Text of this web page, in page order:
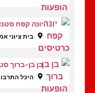
יונה קפח
בית ציוני
בן בן-ברוך
היכל